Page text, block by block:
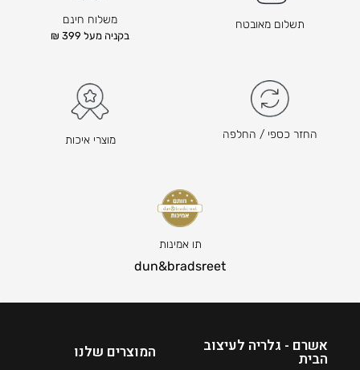
תשלום מאובטח משלוח חינם
בקניה מעל 399 ₪
החזר כספי / החלפה מוצרי איכות
תו אמינות
dun&bradsreet
המוצרים שלנו אשרם - גלריה לעיצוב
הבית